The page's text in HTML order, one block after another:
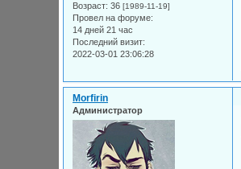
Возраст: 36 [1989-11-19]
Провел на форуме:
14 дней 21 час
Последний визит:
2022-03-01 23:06:28
Morfirin
Администратор